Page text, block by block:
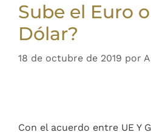
Sube el Euro
Dólar?
18 de octubre de 2019 por
Con el acuerdo entre UE Y